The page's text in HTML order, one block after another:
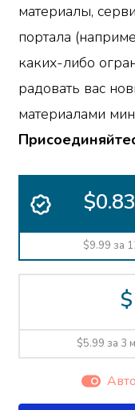
материалы,
портала
каких-либо
радовать вас
материалами
$0.83
$9.99 за
$5.99 за 3